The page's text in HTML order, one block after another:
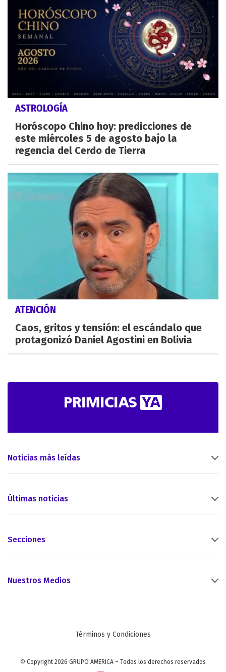
ASTROLOGÍA
Horóscopo Chino hoy: predicciones de
este miércoles 5 de agosto bajo la
regencia del Cerdo de Tierra
ATENCIÓN
Caos, gritos y tensión: el escándalo que
protagonizó Daniel Agostini en Bolivia
Noticias más leídas
Últimas noticias
Secciones
Nuestros Medios
Términos y Condiciones
© Copyright 2026 GRUPO AMERICA – Todos los derechos reservados